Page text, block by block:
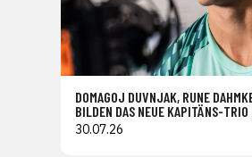
DOMAGOJ DUVNJAK, RUNE
BILDEN DAS NEUE KAPITÄNS-TRIO
30.07.26